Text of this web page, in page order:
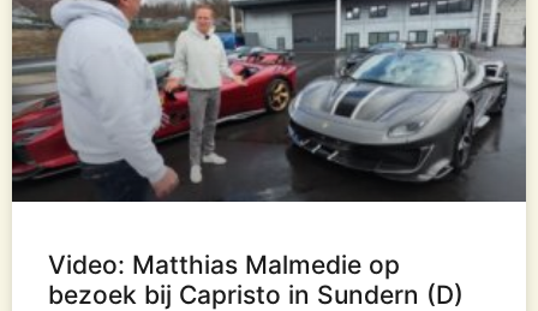
Video: Matthias Malmedie op
bezoek bij Capristo in Sundern (D)